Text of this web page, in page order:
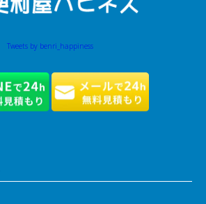
Tweets by benri_happiness